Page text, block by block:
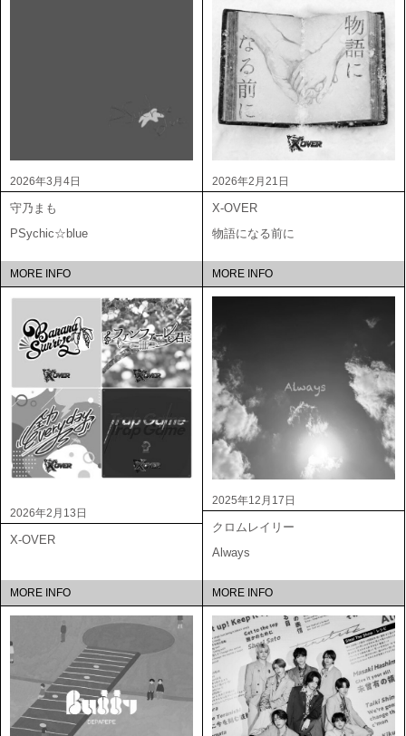
2026年3月4日
守乃まも
PSychic☆blue
MORE INFO
2026年2月21日
X-OVER
物語になる前に
MORE INFO
2026年2月13日
X-OVER
MORE INFO
2025年12月17日
クロムレイリー
Always
MORE INFO